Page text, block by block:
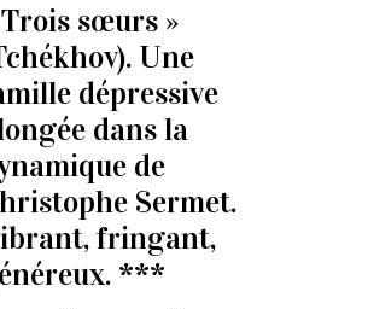
sœurs »
Une
dépressive
dans la
de
Sermet.
fringant,
***